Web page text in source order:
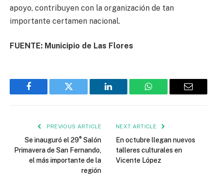
apoyo, contribuyen con la organización de tan
importante certamen nacional.
FUENTE: Municipio de Las Flores
Facebook Twitter LinkedIn WhatsApp Email
PREVIOUS ARTICLE
Se inauguró el 29° Salón
Primavera de San Fernando,
el más importante de la
región
NEXT ARTICLE
En octubre llegan nuevos
talleres culturales en
Vicente López